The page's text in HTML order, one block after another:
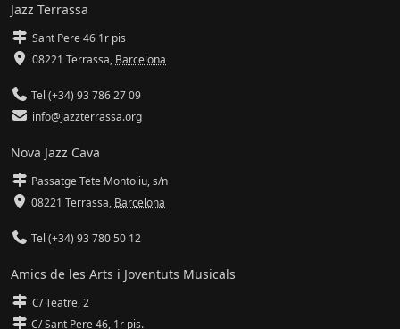
Jazz Terrassa
Sant Pere 46 1r pis
08221 Terrassa, Barcelona
Tel (+34) 93 786 27 09
info@jazzterrassa.org
Nova Jazz Cava
Passatge Tete Montoliu, s/n
08221 Terrassa, Barcelona
Tel (+34) 93 780 50 12
Amics de les Arts i Joventuts Musicals
C/ Teatre, 2
C/ Sant Pere 46, 1r pis.